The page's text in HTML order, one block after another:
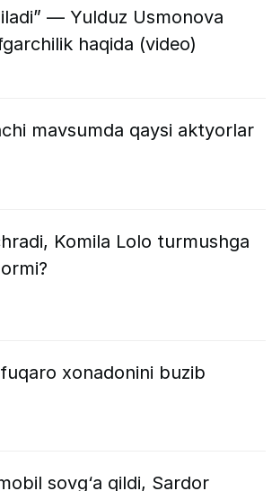
— Yulduz Usmonova
haqida (video)
mavsumda qaysi aktyorlar
Komila Lolo turmushga
xonadonini buzib
sovg‘a qildi, Sardor